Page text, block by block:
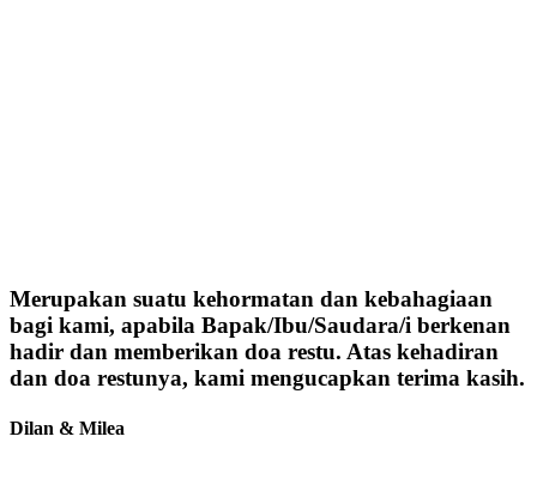
Merupakan suatu kehormatan dan kebahagiaan
bagi kami, apabila Bapak/Ibu/Saudara/i berkenan
hadir dan memberikan doa restu. Atas kehadiran
dan doa restunya, kami mengucapkan terima kasih.
Dilan & Milea